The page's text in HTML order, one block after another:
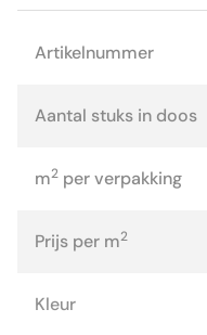
Artikelnummer
Aantal stuks in doos
m2 per verpakking
Prijs per m2
Kleur